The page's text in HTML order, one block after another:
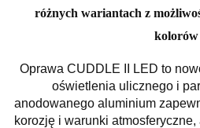
różnych wariantach z
kolorów
Oprawa CUDDLE II LED to
oświetlenia ulicznego i
anodowanego aluminium
korozję i warunki